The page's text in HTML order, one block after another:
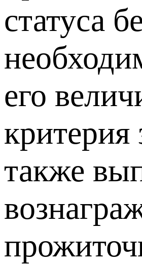
статуса
его
критерия
также